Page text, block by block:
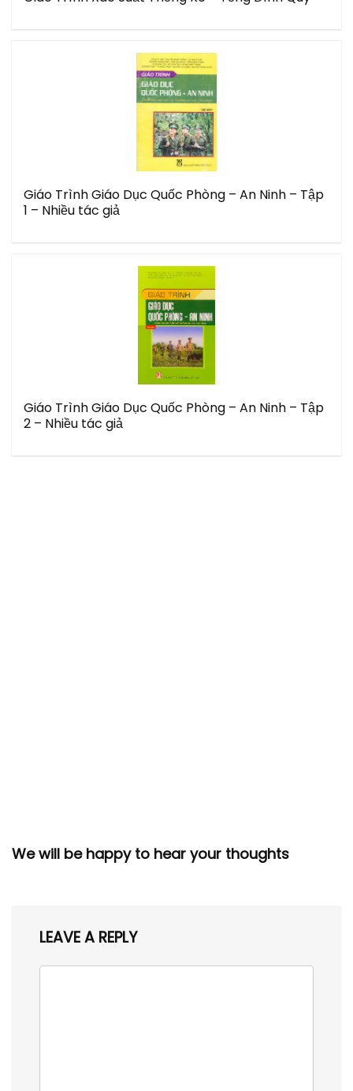
Giáo Trình Giáo Dục Quốc Phòng – An Ninh – Tập
1 – Nhiều tác giả
Giáo Trình Giáo Dục Quốc Phòng – An Ninh – Tập
2 – Nhiều tác giả
We will be happy to hear your thoughts
LEAVE A REPLY